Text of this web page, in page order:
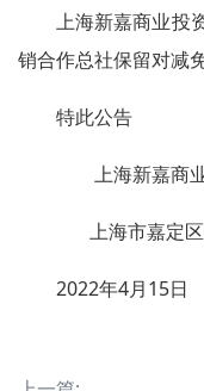
上海新嘉商业投
销合作总社保留对减
特此公告
上海新嘉商业
上海市嘉定区
2022年4月15日